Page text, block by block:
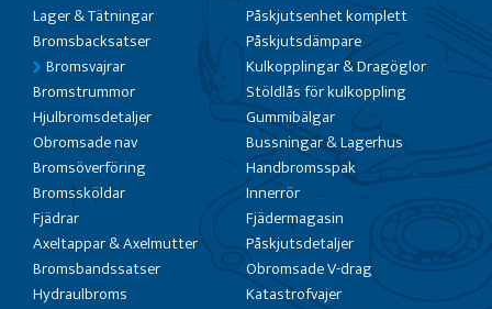
Lager & Tätningar
Bromsbacksatser
Bromsvajrar
Bromstrummor
Hjulbromsdetaljer
Obromsade nav
Bromsöverföring
Bromssköldar
Fjädrar
Axeltappar & Axelmutter
Bromsbandssatser
Hydraulbroms
Påskjutsenhet komplett
Påskjutsdämpare
Kulkopplingar & Dragöglor
Stöldlås för kulkoppling
Gummibälgar
Bussningar & Lagerhus
Handbromsspak
Innerrör
Fjädermagasin
Påskjutsdetaljer
Obromsade V-drag
Katastrofvajer